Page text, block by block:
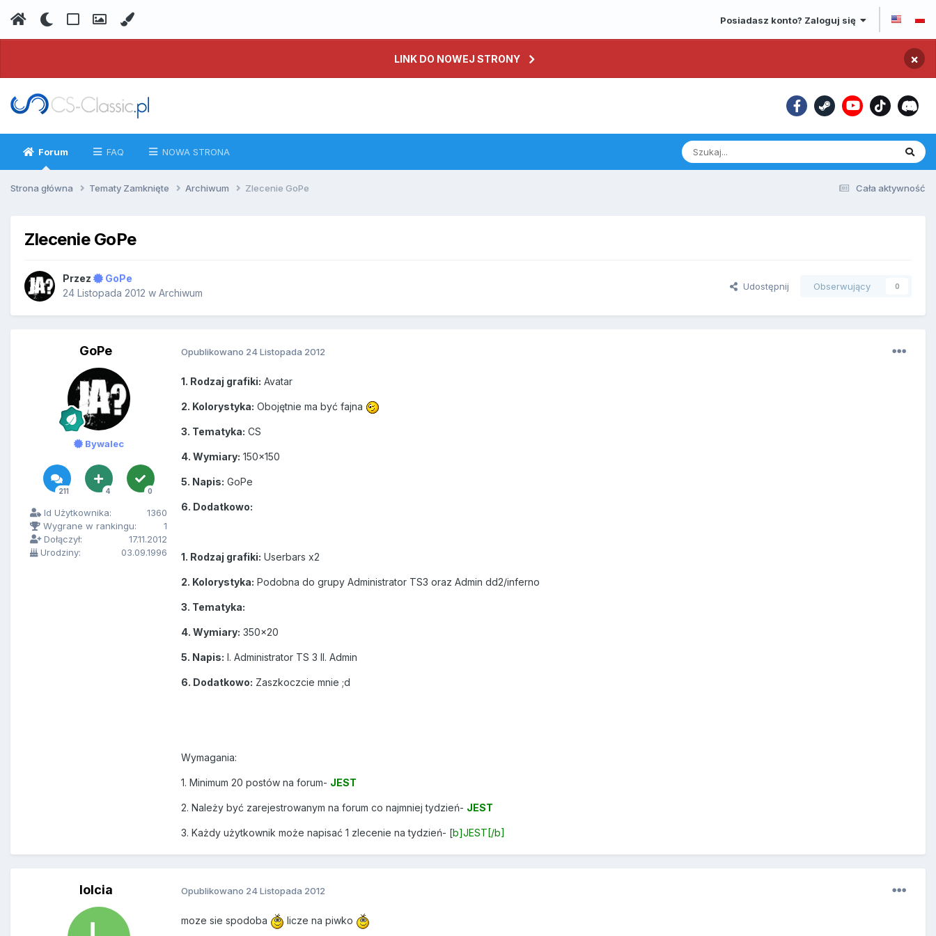
Posiadasz konto? Zaloguj się
LINK DO NOWEJ STRONY ×
Forum FAQ NOWA STRONA
Cała aktywność
Strona główna Tematy Zamknięte Archiwum Zlecenie GoPe
Zlecenie GoPe
Przez
GoPe
24 Listopada 2012 w Archiwum
Udostępnij Obserwujący 0
GoPe
Bywalec
211 4 0
Id Użytkownika:
1360
Wygrane w rankingu:
1
Dołączył:
17.11.2012
Urodziny:
03.09.1996
Opublikowano 24 Listopada 2012
1. Rodzaj grafiki: Avatar
2. Kolorystyka: Obojętnie ma być fajna
3. Tematyka: CS
4. Wymiary: 150x150
5. Napis: GoPe
6. Dodatkowo:
1. Rodzaj grafiki: Userbars x2
2. Kolorystyka: Podobna do grupy Administrator TS3 oraz Admin dd2/inferno
3. Tematyka:
4. Wymiary: 350x20
5. Napis: I. Administrator TS 3 II. Admin
6. Dodatkowo: Zaszkoczcie mnie ;d
Wymagania:
1. Minimum 20 postów na forum- JEST
2. Należy być zarejestrowanym na forum co najmniej tydzień- JEST
3. Każdy użytkownik może napisać 1 zlecenie na tydzień- [b]JEST[/b]
lolcia Opublikowano 24 Listopada 2012
moze sie spodoba licze na piwko